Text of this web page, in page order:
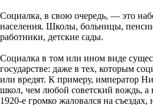
Социалка, в свою очередь, — это
населения. Школы, больницы,
работники, детские сады.
Социалка в том или ином виде
государстве: даже в тех, которым
или вредят. К примеру, император
школ, чем любой советский вождь, а
1920-е громко жаловался на съездах,